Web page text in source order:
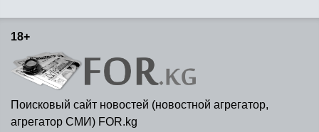
18+
Поисковый сайт новостей (новостной агрегатор,
агрегатор СМИ) FOR.kg